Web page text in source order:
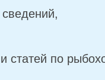
статей по